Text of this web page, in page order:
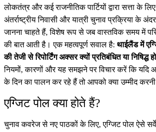
लोकतंत्र और कई राजनीतिक पार्टियों द्वारा सत्ता के
अंतर्राष्ट्रीय निवासी और यात्री चुनाव प्रक्रिया के
जानना चाहते हैं, विशेष रूप से जब वास्तविक समय में
की बात आती है। एक महत्वपूर्ण सवाल है: थाईलैंड में
की तेजी से रिपोर्टिंग अक्सर क्यों प्रतिबंधित या निषिद्ध
नियमों, कारणों और यह समझने पर विचार करें कि
के दिन का पालन कर रहे हैं तो आपको क्या उम्मीद करनी
एग्जिट पोल क्या होते हैं?
चुनाव कवरेज से नए पाठकों के लिए, एग्जिट पोल ऐसे